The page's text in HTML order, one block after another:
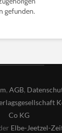
gefunden.
,AGB,
Co KG
Elbe-Jeetzel-